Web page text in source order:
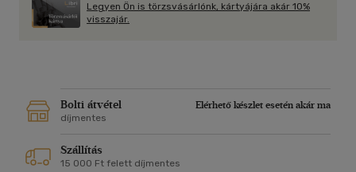
Legyen Ön is törzsvásárlónk, kártyájára akár 10%
visszajár.
Bolti átvétel
Elérhető készlet esetén akár ma
díjmentes
Szállítás
15 000 Ft felett díjmentes